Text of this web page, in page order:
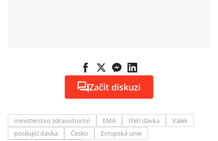
Začít diskuzi
ministerstvo zdravotnictví EMA třetí dávka
Válek
posilující dávka
Česko
Evropská unie